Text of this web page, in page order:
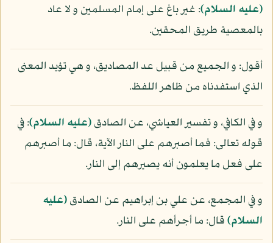
(عليه السلام): غير باغ على إمام المسلمين و لا عاد
بالمعصية طريق المحقين.
أقول: و الجميع من قبيل عد المصاديق، و هي تؤيد المعنى
الذي استفدناه من ظاهر اللفظ.
و في الكافي، و تفسير العياشي، عن الصادق(عليه السلام): في
قوله تعالى: فما أصبرهم على النار الآية، قال: ما أصبرهم
على فعل ما يعلمون أنه يصيرهم إلى النار.
و في المجمع، عن علي بن إبراهيم عن الصادق(عليه
السلام)قال: ما أجرأهم على النار.